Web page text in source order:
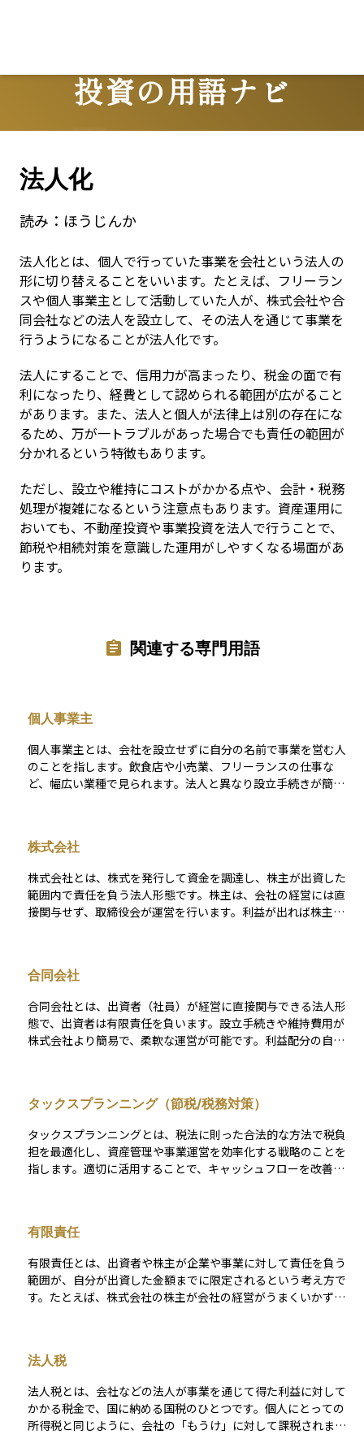
投資の用語ナビ
Terms
法人化
読み： ほうじんか
法人化とは、個人で行っていた事業を会社という法人の
形に切り替えることをいいます。たとえば、フリーラン
スや個人事業主として活動していた人が、株式会社や合
同会社などの法人を設立して、その法人を通じて事業を
行うようになることが法人化です。
法人にすることで、信用力が高まったり、税金の面で有
利になったり、経費として認められる範囲が広がること
があります。また、法人と個人が法律上は別の存在にな
るため、万が一トラブルがあった場合でも責任の範囲が
分かれるという特徴もあります。
ただし、設立や維持にコストがかかる点や、会計・税務
処理が複雑になるという注意点もあります。資産運用に
おいても、不動産投資や事業投資を法人で行うことで、
節税や相続対策を意識した運用がしやすくなる場面があ
ります。
関連する専門用語
個人事業主
個人事業主とは、会社を設立せずに自分の名前で事業を営む人
のことを指します。飲食店や小売業、フリーランスの仕事な
ど、幅広い業種で見られます。法人と異なり設立手続きが簡単
れ、青色申告や白色申告などの制度を利用することで税負担を
軽減することも可能です。投資や資産運用を考える際には、収
入が安定しにくい特徴があるため、計画的に資産を管理するこ
とが重要になります。
株式会社
株式会社とは、株式を発行して資金を調達し、株主が出資した
範囲内で責任を負う法人形態です。株主は、会社の経営には直
接関与せず、取締役会が運営を行います。利益が出れば株主に
合同会社
合同会社とは、出資者（社員）が経営に直接関与できる法人形
態で、出資者は有限責任を負います。設立手続きや維持費用が
株式会社より簡易で、柔軟な運営が可能です。利益配分の自由
タックスプランニング（節税/税務対策）
タックスプランニングとは、税法に則った合法的な方法で税負
担を最適化し、資産管理や事業運営を効率化する戦略のことを
指します。適切に活用することで、キャッシュフローを改善
税の最適化があります。例えば、ふるさと納税や住宅ローン控
除などの所得控除を活用すれば税負担を抑えることができま
す。また、NISAやiDeCoを利用することで投資の税負担を軽減
することも可能です。相続税対策としては、暦年贈与の非課税
枠を活用した生前贈与や、生命保険を活用した相続税の軽減策
研究開発税制の活用が有効です。資産管理会社を設立し、所得
す。国際税務では、海外法人の設立や外国税額控除の活用が考
えられますが、各国の税制を遵守することが不可欠です。 タッ
クスプランニングを行う際には、租税回避や脱税とならないよ
有限責任
有限責任とは、出資者や株主が企業や事業に対して責任を負う
範囲が、自分が出資した金額までに限定されるという考え方で
す。たとえば、株式会社の株主が会社の経営がうまくいかず倒
仕組みがあることで、多くの人が安心して株式やファンドなど
の投資に参加できるようになっています。
法人税
法人税とは、会社などの法人が事業を通じて得た利益に対して
かかる税金で、国に納める国税のひとつです。個人にとっての
所得税と同じように、会社の「もうけ」に対して課税されま